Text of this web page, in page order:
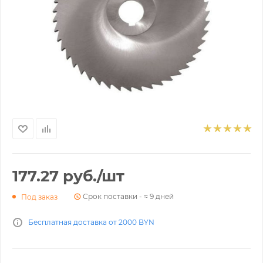
177.27 руб./шт
Под заказ Срок поставки - ≈ 9 дней
Бесплатная доставка от 2000 BYN